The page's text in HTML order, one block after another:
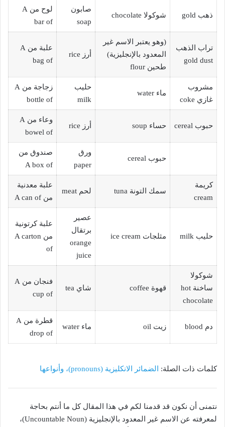
ذهب gold شوكولا chocolate
صابون
soap
لوح من A
bar of
تراب الذهب
gold dust
(وهو يعتبر الاسم غير
المعدود بالإنجليزية)
طحين flour
أرز rice
علبة من A
bag of
مشروب
غازي coke
ماء water
حليب
milk
زجاجة من A
bottle of
حبوب cereal حساء soup أرز rice
وعاء من A
bowel of
حبوب cereal
ورق
paper
صندوق من
A box of
كريمة
cream
سمك التونة tuna لحم meat
علبة معدنية
من A can of
حليب milk مثلجات ice cream
عصير
برتقال
orange
juice
علبة كرتونية
من A carton
of
شوكولا
ساخنة hot
chocolate
قهوة coffee شاي tea
فنجان من A
cup of
دم blood زيت oil ماء water
قطرة من A
drop of
كلمات ذات الصلة: الضمائر الانكليزية (pronouns)، وأنواعها
نتمنى أن نكون قد قدمنا لكم في هذا المقال كل ما أنتم بحاجة
لمعرفته عن الاسم غير المعدود بالإنجليزية (Uncountable Noun)،